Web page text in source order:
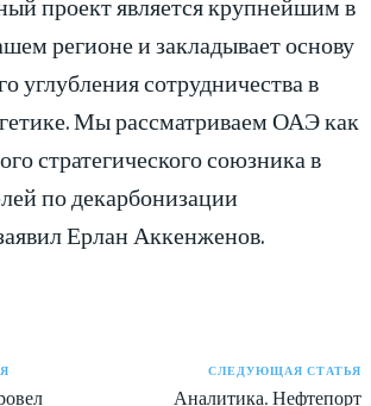
регионе и закладывает основу
углубления сотрудничества в
Мы рассматриваем ОАЭ как
стратегического союзника в
по декарбонизации
Ерлан Аккенженов.
СЛЕДУЮЩАЯ СТАТЬЯ
Аналитика. Нефтепорт